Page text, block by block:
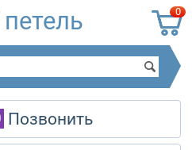
0
Позвонить